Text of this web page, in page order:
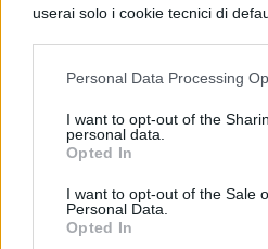
userai solo i cookie tecnici di
Personal Data Processing
I want to opt-out of the
personal data.
Opted In
I want to opt-out of the Sale
Personal Data.
Opted In
far trasferire fra
il frate e don Rodrigo,
dei fatti menzognera e
RIASSUNTO
TUTTE LE FONTI